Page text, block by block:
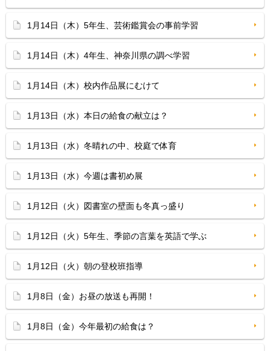
1月14日（木）5年生、芸術鑑賞会の事前学習
1月14日（木）4年生、神奈川県の調べ学習
1月14日（木）校内作品展にむけて
1月13日（水）本日の給食の献立は？
1月13日（水）冬晴れの中、校庭で体育
1月13日（水）今週は書初め展
1月12日（火）図書室の壁面も冬真っ盛り
1月12日（火）5年生、季節の言葉を英語で学ぶ
1月12日（火）朝の登校班指導
1月8日（金）お昼の放送も再開！
1月8日（金）今年最初の給食は？